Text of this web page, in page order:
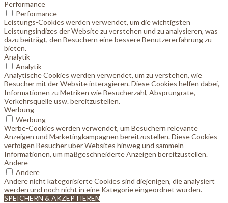
Performance
Performance
Leistungs-Cookies werden verwendet, um die wichtigsten
Leistungsindizes der Website zu verstehen und zu analysieren, was
dazu beiträgt, den Besuchern eine bessere Benutzererfahrung zu
bieten.
Analytik
Analytik
Analytische Cookies werden verwendet, um zu verstehen, wie
Besucher mit der Website interagieren. Diese Cookies helfen dabei,
Informationen zu Metriken wie Besucherzahl, Absprungrate,
Verkehrsquelle usw. bereitzustellen.
Werbung
Werbung
Werbe-Cookies werden verwendet, um Besuchern relevante
Anzeigen und Marketingkampagnen bereitzustellen. Diese Cookies
verfolgen Besucher über Websites hinweg und sammeln
Informationen, um maßgeschneiderte Anzeigen bereitzustellen.
Andere
Andere
Andere nicht kategorisierte Cookies sind diejenigen, die analysiert
werden und noch nicht in eine Kategorie eingeordnet wurden.
SPEICHERN & AKZEPTIEREN